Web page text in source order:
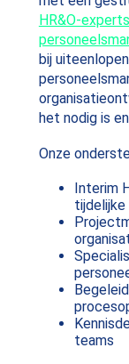
HR&O-
bij
het nodig is
Onze
Interim
teams